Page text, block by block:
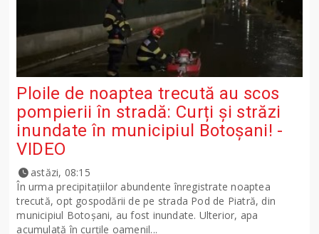
Ploile de noaptea trecută au scos
pompierii în stradă: Curți și străzi
inundate în municipiul Botoșani! -
VIDEO
astăzi, 08:15
În urma precipitațiilor abundente înregistrate noaptea
trecută, opt gospodării de pe strada Pod de Piatră, din
municipiul Botoșani, au fost inundate. Ulterior, apa
acumulată în curțile oamenil...